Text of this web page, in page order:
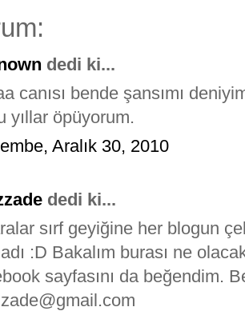
dedi ki...
canısı bende şansımı
yıllar öpüyorum.
Aralık 30, 2010
dedi ki...
sırf geyiğine her blogun
:D Bakalım burası ne
sayfasını da beğendim.